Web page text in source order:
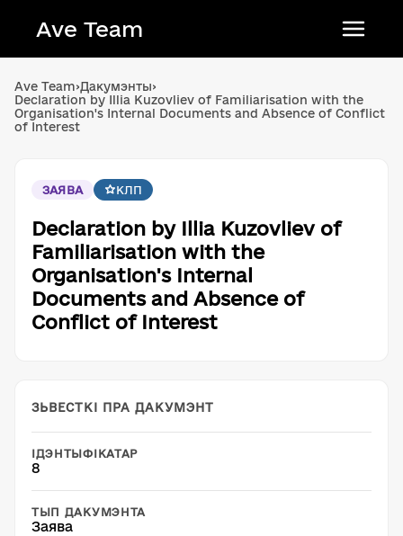
Ave Team
Qırımtatar tili
Ave Team›Дакумэнты›
Declaration by Illia Kuzovliev of Familiarisation with the
Organisation's Internal Documents and Absence of Conflict
of Interest
ЗАЯВА КЛП
Declaration by Illia Kuzovliev of
Familiarisation with the
Organisation's Internal
Documents and Absence of
Conflict of Interest
ЗЬВЕСТКІ ПРА ДАКУМЭНТ
ІДЭНТЫФІКАТАР
8
ТЫП ДАКУМЭНТА
Заява